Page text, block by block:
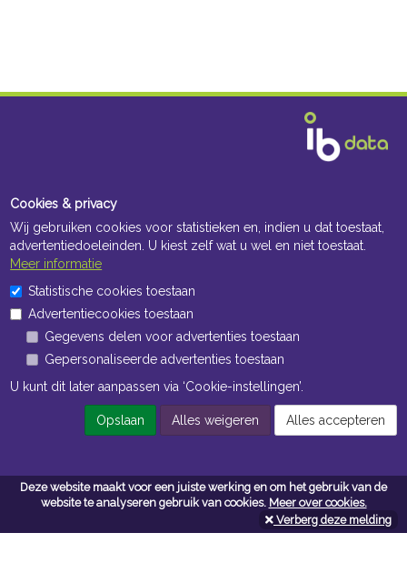
Deze website maakt voor een juiste werking en om het gebruik van de
website te analyseren gebruik van cookies. Meer over cookies.
Verberg deze melding
Openingstijden Kantoor
Openingstijden Magazijn
Navigatie
Algemene voorwaarden
Privacy
Cookies & privacy
Wij gebruiken cookies voor statistieken en, indien u dat toestaat,
advertentiedoeleinden. U kiest zelf wat u wel en niet toestaat.
Meer informatie
Statistische cookies toestaan
Advertentiecookies toestaan
Gegevens delen voor advertenties toestaan
Gepersonaliseerde advertenties toestaan
U kunt dit later aanpassen via ‘Cookie-instellingen’.
Opslaan Alles weigeren Alles accepteren